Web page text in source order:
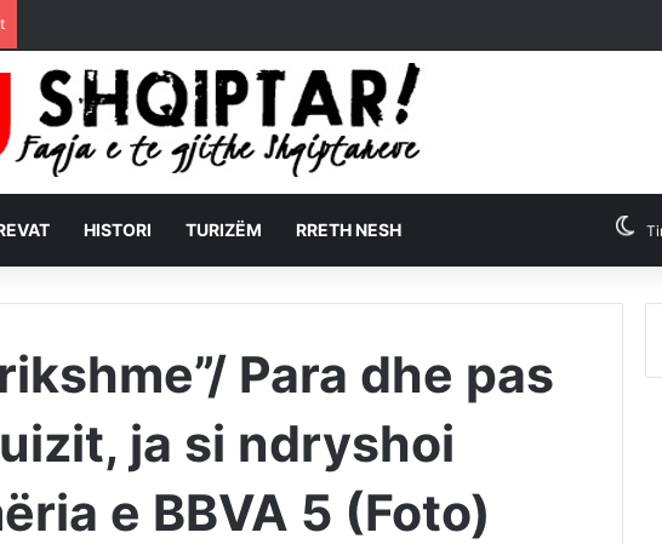
HISTORI TURIZËM RRETH NESH
Para dhe pas
ja si ndryshoi
e BBVA 5 (Foto)